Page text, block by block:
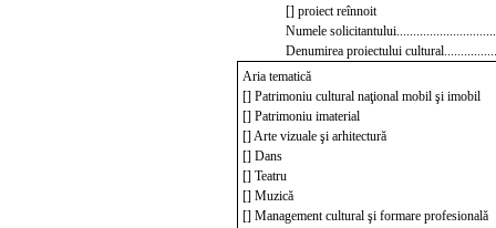
[] proiect reînnoit
Numele
Denumirea proiectului
Aria tematică
[] Patrimoniu cultural naţional mobil şi imobil
[] Patrimoniu imaterial
[] Arte vizuale şi arhitectură
[] Dans
[] Teatru
[] Muzică
[] Management cultural şi formare profesională